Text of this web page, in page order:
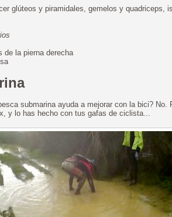
glúteos y piramidales, gemelos y quadriceps,
de la pierna derecha
submarina ayuda a mejorar con la bici? No.
y lo has hecho con tus gafas de ciclista...